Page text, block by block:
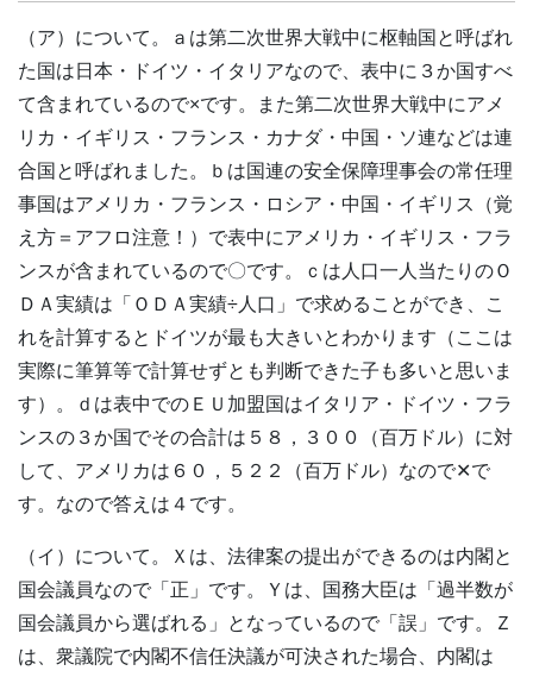
（ア）について。ａは第二次世界大戦中に枢軸国と呼ばれ
た国は日本・ドイツ・イタリアなので、表中に３か国すべ
て含まれているので×です。また第二次世界大戦中にアメ
リカ・イギリス・フランス・カナダ・中国・ソ連などは連
合国と呼ばれました。ｂは国連の安全保障理事会の常任理
事国はアメリカ・フランス・ロシア・中国・イギリス（覚
え方＝アフロ注意！）で表中にアメリカ・イギリス・フラ
ンスが含まれているので〇です。ｃは人口一人当たりのＯ
ＤＡ実績は「ＯＤＡ実績÷人口」で求めることができ、こ
れを計算するとドイツが最も大きいとわかります（ここは
実際に筆算等で計算せずとも判断できた子も多いと思いま
す）。ｄは表中でのＥＵ加盟国はイタリア・ドイツ・フラ
ンスの３か国でその合計は５８，３００（百万ドル）に対
して、アメリカは６０，５２２（百万ドル）なので✕で
す。なので答えは４です。
（イ）について。Ｘは、法律案の提出ができるのは内閣と
国会議員なので「正」です。Ｙは、国務大臣は「過半数が
国会議員から選ばれる」となっているので「誤」です。Ｚ
は、衆議院で内閣不信任決議が可決された場合、内閣は